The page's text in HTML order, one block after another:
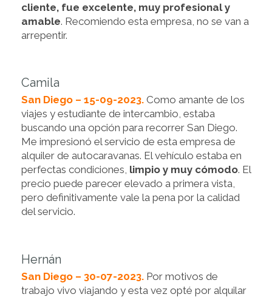
cliente, fue excelente, muy profesional y
amable. Recomiendo esta empresa, no se van a
arrepentir.
Camila
San Diego – 15-09-2023. Como amante de los
viajes y estudiante de intercambio, estaba
buscando una opción para recorrer San Diego.
Me impresionó el servicio de esta empresa de
alquiler de autocaravanas. El vehículo estaba en
perfectas condiciones, limpio y muy cómodo. El
precio puede parecer elevado a primera vista,
pero definitivamente vale la pena por la calidad
del servicio.
Hernán
San Diego – 30-07-2023. Por motivos de
trabajo vivo viajando y esta vez opté por alquilar